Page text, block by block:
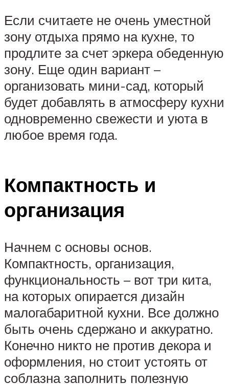
Если считаете не очень уместной
зону отдыха прямо на кухне, то
продлите за счет эркера обеденную
зону. Еще один вариант –
организовать мини-сад, который
будет добавлять в атмосферу кухни
одновременно свежести и уюта в
любое время года.
Компактность и
организация
Начнем с основы основ.
Компактность, организация,
функциональность – вот три кита,
на которых опирается дизайн
малогабаритной кухни. Все должно
быть очень сдержано и аккуратно.
Конечно никто не против декора и
оформления, но стоит устоять от
соблазна заполнить полезную